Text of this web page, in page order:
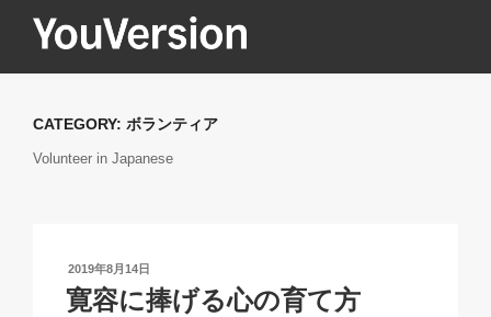
YOUVERSION
CATEGORY: ボランティア
Volunteer in Japanese
投
稿
日:
2019年8月14日
寛容に捧げる心の育て方